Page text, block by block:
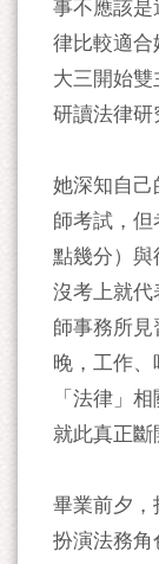
事不應該
律比較適合
大三開始
研讀法律研
她深知自
師考試，
點幾分）與
沒考上就
師事務所見
晚，工作
「法律」
就此真正斷
畢業前夕，
扮演法務角